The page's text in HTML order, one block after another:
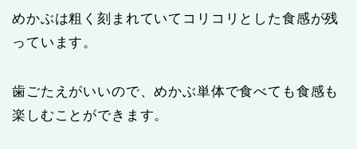
めかぶは粗く刻まれていてコリコリとした食感が残
っています。
歯ごたえがいいので、めかぶ単体で食べても食感も
楽しむことができます。